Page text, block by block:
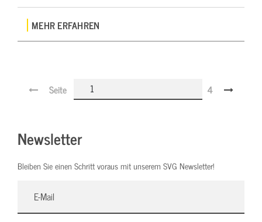
MEHR ERFAHREN
Seite 4
Newsletter
Bleiben Sie einen Schritt voraus mit unserem SVG Newsletter!